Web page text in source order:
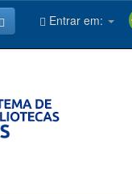
Entrar em: